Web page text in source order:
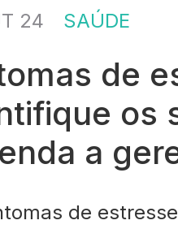
24 SAÚDE
de
os
a
de